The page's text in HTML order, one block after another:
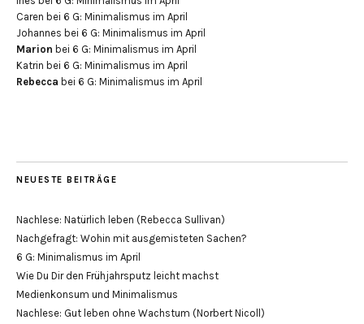
Caren bei 6 G: Minimalismus im April
Johannes bei 6 G: Minimalismus im April
Marion bei 6 G: Minimalismus im April
Katrin bei 6 G: Minimalismus im April
Rebecca bei 6 G: Minimalismus im April
NEUESTE BEITRÄGE
Nachlese: Natürlich leben (Rebecca Sullivan)
Nachgefragt: Wohin mit ausgemisteten Sachen?
6 G: Minimalismus im April
Wie Du Dir den Frühjahrsputz leicht machst
Medienkonsum und Minimalismus
Nachlese: Gut leben ohne Wachstum (Norbert Nicoll)